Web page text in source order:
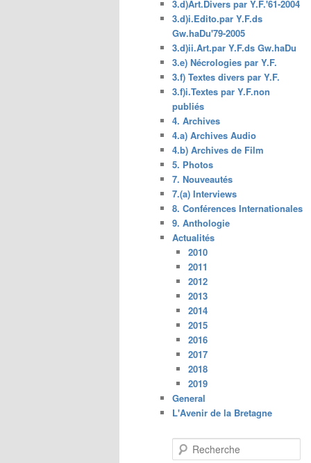
3.d)Art.Divers par Y.F.'61-2004
3.d)i.Edito.par Y.F.ds
Gw.haDu'79-2005
3.d)ii.Art.par Y.F.ds Gw.haDu
3.e) Nécrologies par Y.F.
3.f) Textes divers par Y.F.
3.f)i.Textes par Y.F.non
publiés
4. Archives
4.a) Archives Audio
4.b) Archives de Film
5. Photos
7. Nouveautés
7.(a) Interviews
8. Conférences Internationales
9. Anthologie
Actualités
2010
2011
2012
2013
2014
2015
2016
2017
2018
2019
General
L'Avenir de la Bretagne
e